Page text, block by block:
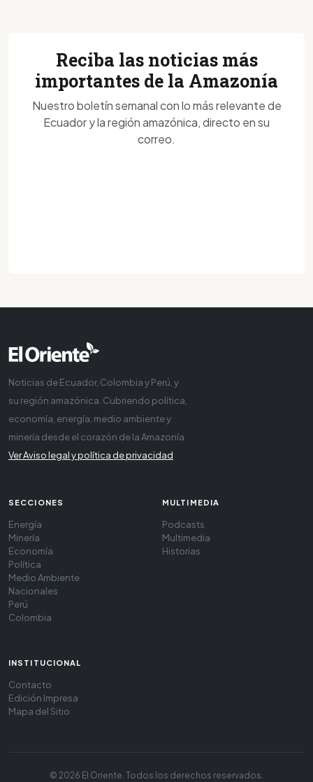
Reciba las noticias más
importantes de la Amazonía
Nuestro boletín semanal con lo más relevante de
Ecuador y la región amazónica, directo en su
correo.
Noticias de Ecuador, Colombia y Perú, y
su región amazónica. Cubriendo política,
economía, energía, medio ambiente y
minería desde el corazón de la Amazonía
Ver Aviso legal y política de privacidad
SECCIONES
Energía
Minería
Economía
Política
Medio Ambiente
Nacionales
Perú
Colombia
MULTIMEDIA
Podcasts
Multimedia
Historias
INSTITUCIONAL
Contacto
Edición Impresa
Mapa del Sitio
© 2026 El Oriente. Todos los derechos reservados.